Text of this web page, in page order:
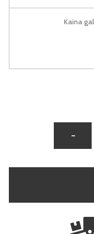
Kaina
−